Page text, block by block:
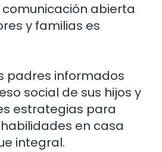
abierta
y familias es
padres informados
social de sus hijos y
estrategias para
en casa
integral.